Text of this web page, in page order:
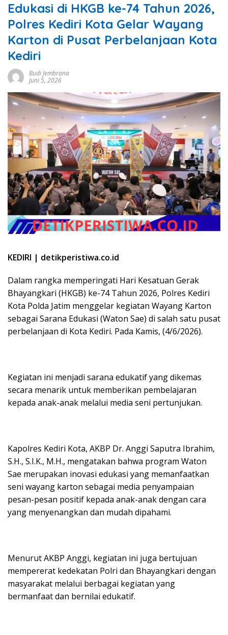
Edukasi di HKGB ke-74 Tahun 2026,
Polres Kediri Kota Gelar Wayang
Karton di Pusat Perbelanjaan Kota
Kediri
Budi Jembrana
Juni 5, 2026
KEDIRI | detikperistiwa.co.id
Dalam rangka memperingati Hari Kesatuan Gerak
Bhayangkari (HKGB) ke-74 Tahun 2026, Polres Kediri
Kota Polda Jatim menggelar kegiatan Wayang Karton
sebagai Sarana Edukasi (Waton Sae) di salah satu pusat
perbelanjaan di Kota Kediri. Pada Kamis, (4/6/2026).
Kegiatan ini menjadi sarana edukatif yang dikemas
secara menarik untuk memberikan pembelajaran
kepada anak-anak melalui media seni pertunjukan.
Kapolres Kediri Kota, AKBP Dr. Anggi Saputra Ibrahim,
S.H., S.I.K., M.H., mengatakan bahwa program Waton
Sae merupakan inovasi edukasi yang memanfaatkan
seni wayang karton sebagai media penyampaian
pesan-pesan positif kepada anak-anak dengan cara
yang menyenangkan dan mudah dipahami.
Menurut AKBP Anggi, kegiatan ini juga bertujuan
mempererat kedekatan Polri dan Bhayangkari dengan
masyarakat melalui berbagai kegiatan yang
bermanfaat dan bernilai edukatif.